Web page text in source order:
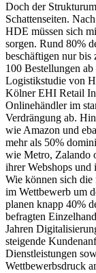
Doch der
Schattenseiten.
HDE müssen sich
sorgen. Rund 80%
beschäftigen nur
100 Bestellungen
Logistikstudie von
Kölner EHI Retail
Onlinehändler im
Verdrängung ab.
wie Amazon und
mehr als 50%
wie Metro, Zalando
ihrer Webshops
Wie können sich
im Wettbewerb um
planen knapp 40%
befragten
Jahren
steigende
Dienstleistungen
Wettbewerbsdruck